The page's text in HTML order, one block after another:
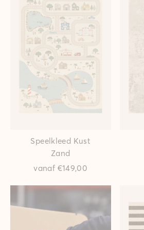
Speelkleed Kust
Zand
vanaf €149,00